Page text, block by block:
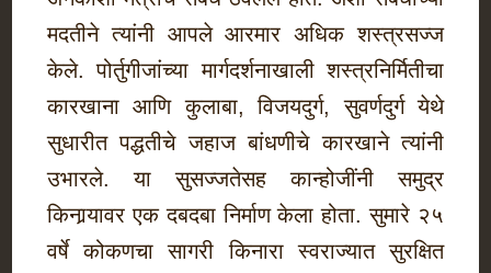
मदतीने त्यांनी आपले आरमार अधिक शस्त्रसज्ज
केले. पोर्तुगीजांच्या मार्गदर्शनाखाली शस्त्रनिर्मितीचा
कारखाना आणि कुलाबा, विजयदुर्ग, सुवर्णदुर्ग येथे
सुधारीत पद्धतीचे जहाज बांधणीचे कारखाने त्यांनी
उभारले. या सुसज्जतेसह कान्होजींनी समुद्र
किनार्‍यावर एक दबदबा निर्माण केला होता. सुमारे २५
वर्षे कोकणचा सागरी किनारा स्वराज्यात सुरक्षित